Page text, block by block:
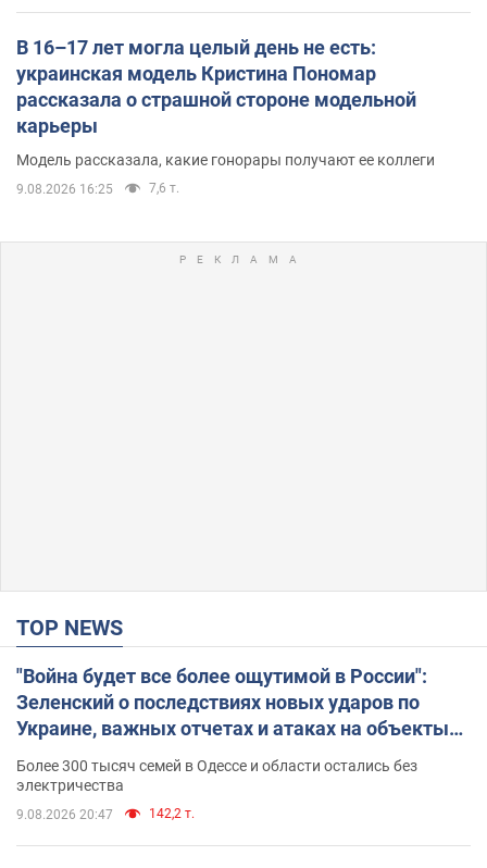
В 16–17 лет могла целый день не есть:
украинская модель Кристина Пономар
рассказала о страшной стороне модельной
карьеры
Модель рассказала, какие гонорары получают ее коллеги
9.08.2026 16:25 7,6 т.
TOP NEWS
"Война будет все более ощутимой в России":
Зеленский о последствиях новых ударов по
Украине, важных отчетах и атаках на объекты
противника. Видео
Более 300 тысяч семей в Одессе и области остались без
электричества
9.08.2026 20:47 142,2 т.